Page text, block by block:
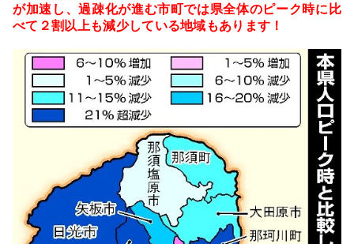
が加速し、過疎化が進む市町では県全体のピーク時に比
べて２割以上も減少している地域もあります！